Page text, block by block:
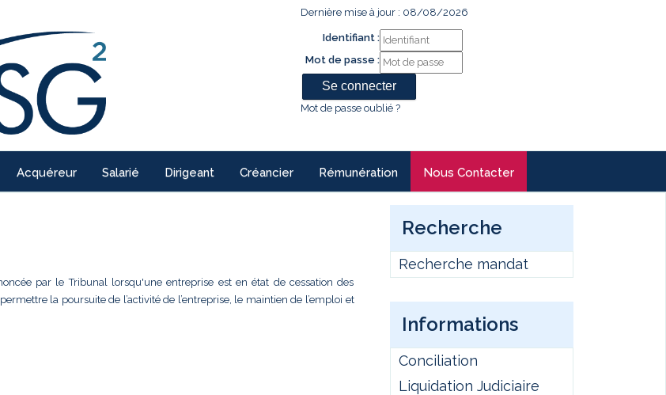
Dernière mise à jour : 08/08/2026
Identifiant :
Mot de passe :
Mot de passe oublié ?
Acquéreur Salarié Dirigeant Créancier Rémunération Nous Contacter
par le Tribunal lorsqu'une entreprise est en état de cessation des
la poursuite de l’activité de l’entreprise, le maintien de l’emploi et
Recherche
Recherche mandat
Informations
Conciliation
Liquidation Judiciaire